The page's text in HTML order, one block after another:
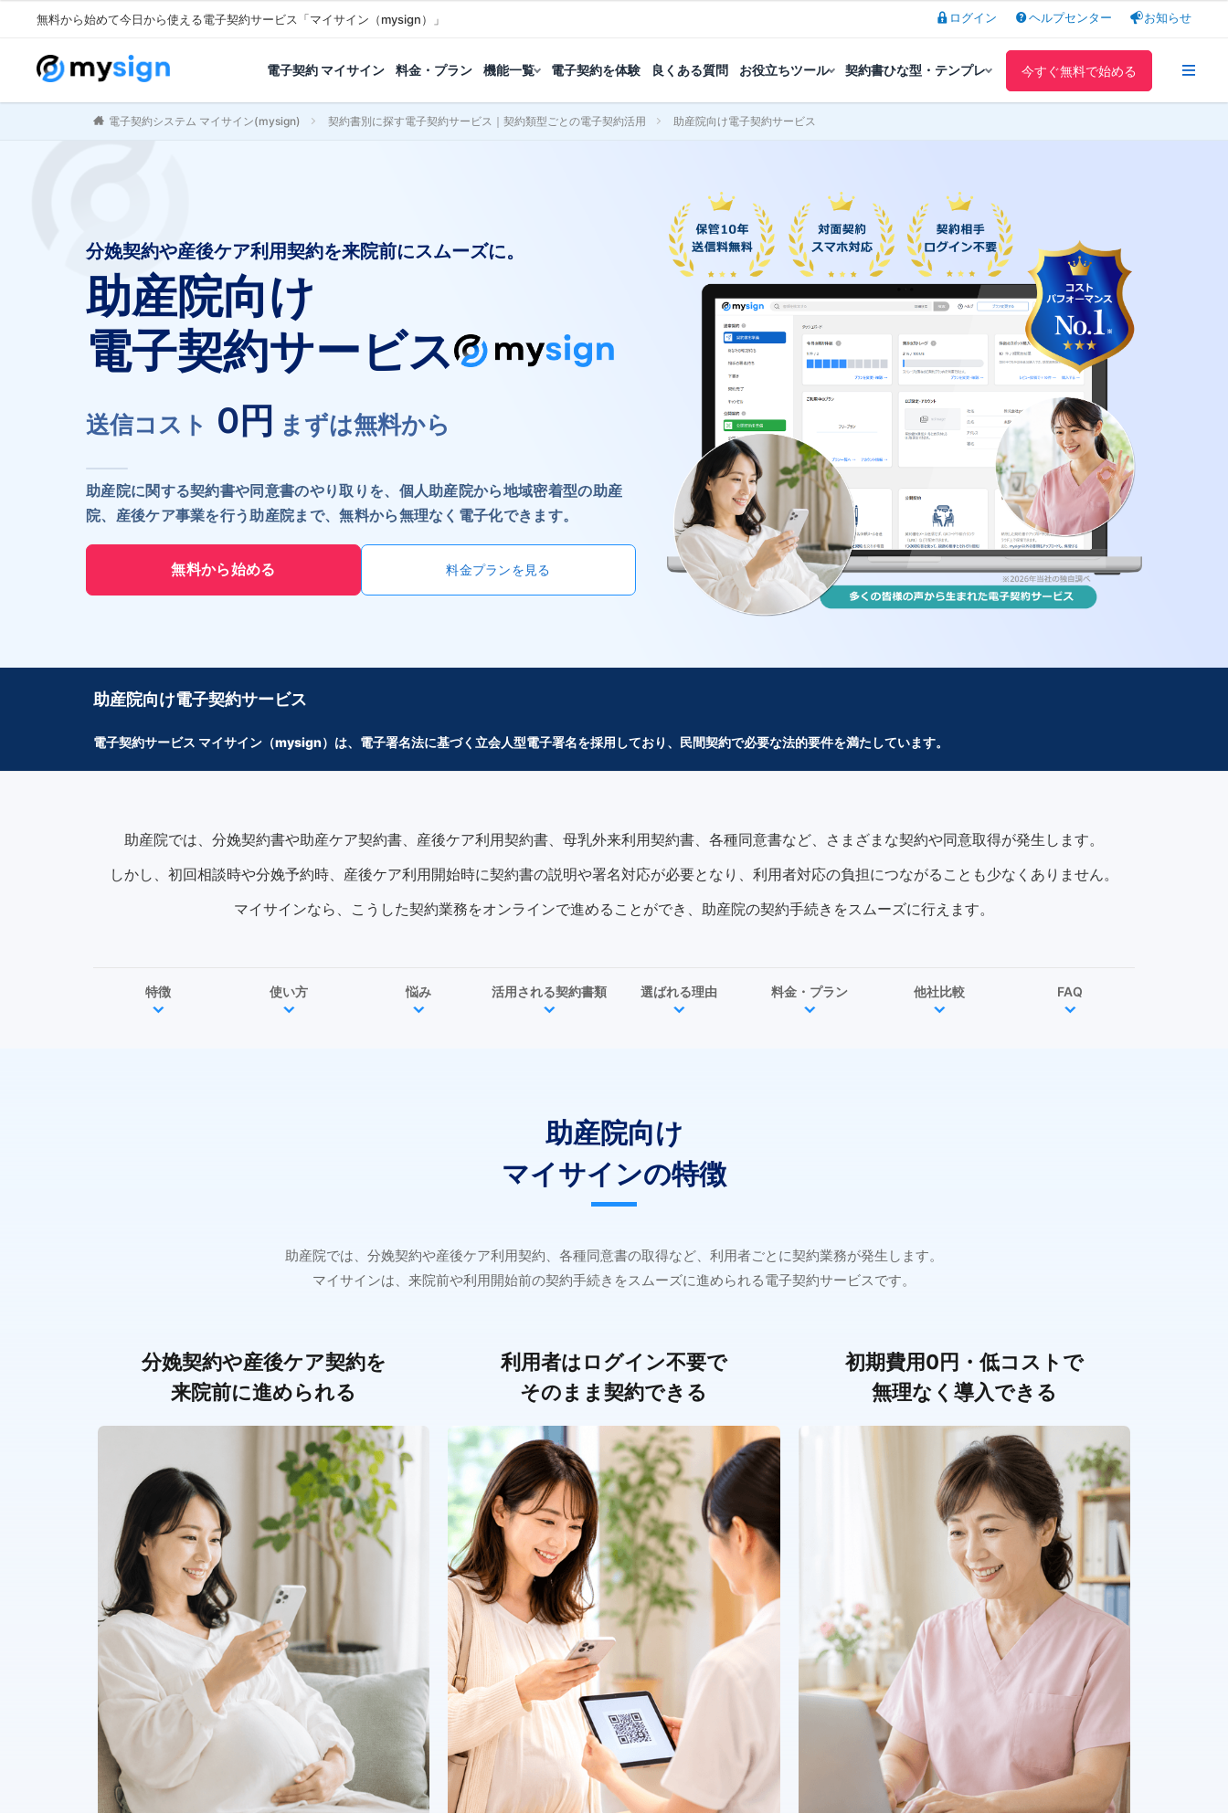
無料から始めて今日から使える電子契約サービス「マイサイン（mysign）」 ログイン ヘルプセンター お知らせ
電子契約 マイサイン 料金・プラン 機能一覧 電子契約を体験 良くある質問 お役立ちツール 契約書ひな型・テンプレ 今すぐ無料で始める
電子契約システム マイサイン(mysign) 契約書別に探す電子契約サービス｜契約類型ごとの電子契約活用 助産院向け電子契約サービス
分娩契約や産後ケア利用契約を来院前にスムーズに。
助産院向け
電子契約サービス
送信コスト 0円 まずは無料から
助産院に関する契約書や同意書のやり取りを、個人助産院から地域密着型の助産
院、産後ケア事業を行う助産院まで、無料から無理なく電子化できます。
無料から始める 料金プランを見る
助産院向け電子契約サービス
電子契約サービス マイサイン（mysign）は、電子署名法に基づく立会人型電子署名を採用しており、民間契約で必要な法的要件を満たしています。
助産院では、分娩契約書や助産ケア契約書、産後ケア利用契約書、母乳外来利用契約書、各種同意書など、さまざまな契約や同意取得が発生します。
しかし、初回相談時や分娩予約時、産後ケア利用開始時に契約書の説明や署名対応が必要となり、利用者対応の負担につながることも少なくありません。
マイサインなら、こうした契約業務をオンラインで進めることができ、助産院の契約手続きをスムーズに行えます。
特徴 使い方 悩み 活用される契約書類 選ばれる理由 料金・プラン 他社比較 FAQ
助産院向け
マイサインの特徴
助産院では、分娩契約や産後ケア利用契約、各種同意書の取得など、利用者ごとに契約業務が発生します。
マイサインは、来院前や利用開始前の契約手続きをスムーズに進められる電子契約サービスです。
分娩契約や産後ケア契約を
来院前に進められる
利用者はログイン不要で
そのまま契約できる
初期費用0円・低コストで
無理なく導入できる